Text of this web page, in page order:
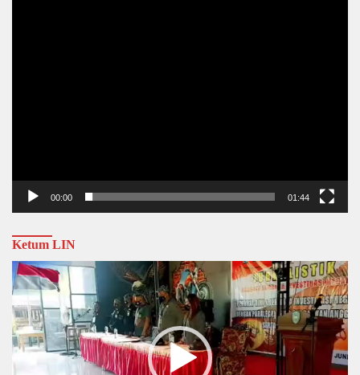
00:00 01:44
Ketum LIN
Video
Player